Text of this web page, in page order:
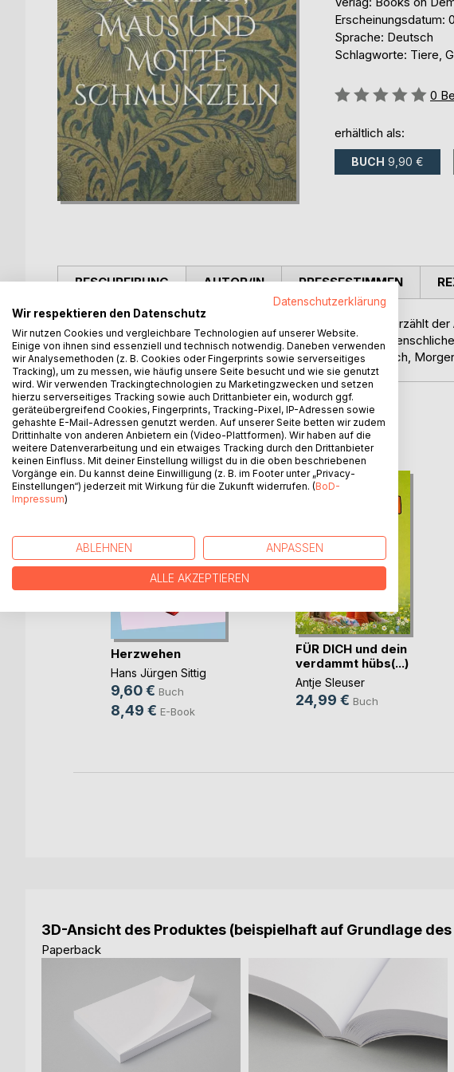
Erscheinungsdatum:
Sprache: Deutsch
Schlagworte: Tiere,
Bewertung::
0
erhältlich als:
BUCH 9,90 €
BESCHREIBUNG
In 60 humorvoll-frechen Tiergedichten und Geschichten erzählt
verdächtig oft an menschliches Verhalten und
klassische Tiergedichte von Lessing, Goethe, Heine, Busch,
AUTOR/IN PRESSESTIMMEN
WEITERE TITEL BEIBoD
Herzwehen
Hans Jürgen Sittig
9,60 € Buch
8,49 € E-Book
FÜR DICH und dein
verdammt hübs(...)
Antje Sleuser
24,99 € Buch
3D-Ansicht des Produktes (beispielhaft auf Grundlage
Paperback
Datenschutzerklärung
Wir respektieren den Datenschutz
Wir nutzen Cookies und vergleichbare Technologien auf unserer Website.
Einige von ihnen sind essenziell und technisch notwendig. Daneben verwenden
wir Analysemethoden (z. B. Cookies oder Fingerprints sowie serverseitiges
Tracking), um zu messen, wie häufig unsere Seite besucht und wie sie genutzt
wird. Wir verwenden Trackingtechnologien zu Marketingzwecken und setzen
hierzu serverseitiges Tracking sowie auch Drittanbieter ein, wodurch ggf.
geräteübergreifend Cookies, Fingerprints, Tracking-Pixel, IP-Adressen sowie
gehashte E-Mail-Adressen genutzt werden. Auf unserer Seite betten wir zudem
Drittinhalte von anderen Anbietern ein (Video-Plattformen). Wir haben auf die
weitere Datenverarbeitung und ein etwaiges Tracking durch den Drittanbieter
keinen Einfluss. Mit deiner Einstellung willigst du in die oben beschriebenen
Vorgänge ein. Du kannst deine Einwilligung (z. B. im Footer unter „Privacy-
Einstellungen“) jederzeit mit Wirkung für die Zukunft widerrufen. (BoD-
Impressum)
ABLEHNEN ANPASSEN
ALLE AKZEPTIEREN